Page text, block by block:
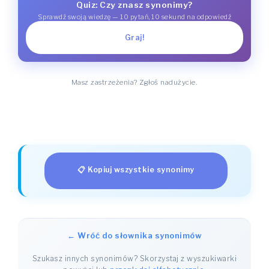
Quiz: Czy znasz synonimy?
Sprawdź swoją wiedzę — 10 pytań, 10 sekund na odpowiedź
Graj!
Masz zastrzeżenia? Zgłoś nadużycie.
📋 Kopiuj wszystkie synonimy
← Wróć do słownika synonimów
Szukasz innych synonimów? Skorzystaj z wyszukiwarki